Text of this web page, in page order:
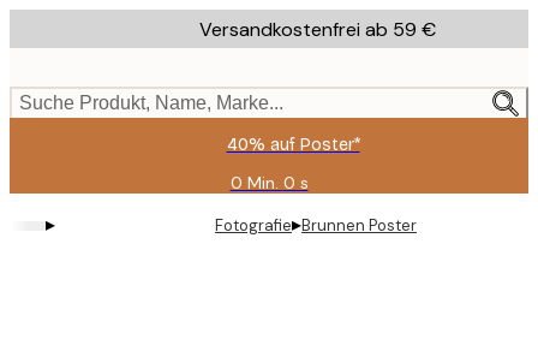
to
content.
Versandkostenfrei ab 59 €
Suche Produkt, Name, Marke...
40% auf Poster*
0 Min. 0 s
Gültig
bis:
2026-
▸ Fotografie▸Brunnen Poster